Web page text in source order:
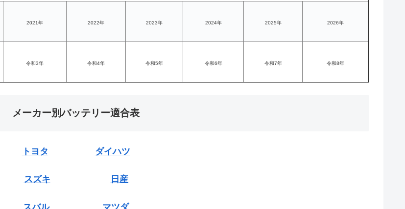
2021年 2022年 2023年 2024年 2025年 2026年
令和3年 令和4年 令和5年 令和6年 令和7年 令和8年
メーカー別バッテリー適合表
トヨタ ダイハツ
スズキ 日産